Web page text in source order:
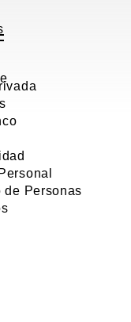
de Personas